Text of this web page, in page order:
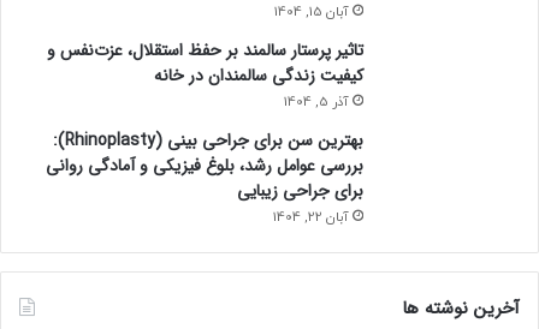
آبان 15, 1404
تاثیر پرستار سالمند بر حفظ استقلال، عزت‌نفس و
کیفیت زندگی سالمندان در خانه
آذر 5, 1404
بهترین سن برای جراحی بینی (Rhinoplasty):
بررسی عوامل رشد، بلوغ فیزیکی و آمادگی روانی
برای جراحی زیبایی
آبان 22, 1404
آخرین نوشته ها